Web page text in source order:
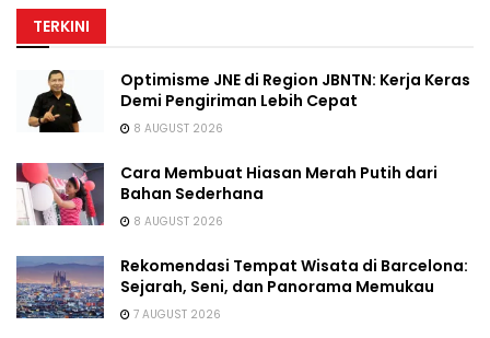
TERKINI
Optimisme JNE di Region JBNTN: Kerja Keras
Demi Pengiriman Lebih Cepat
8 AUGUST 2026
Cara Membuat Hiasan Merah Putih dari
Bahan Sederhana
8 AUGUST 2026
Rekomendasi Tempat Wisata di Barcelona:
Sejarah, Seni, dan Panorama Memukau
7 AUGUST 2026